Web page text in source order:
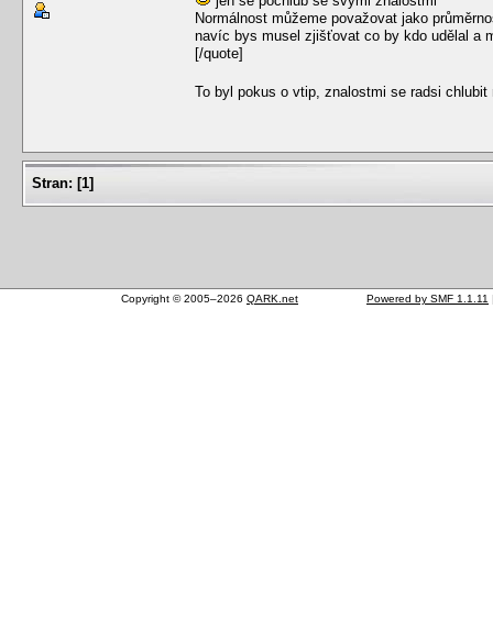
Normálnost můžeme považovat jako
navíc bys musel zjišťovat co by kdo udělal a
[/quote]
To byl pokus o vtip, znalostmi se radsi
Stran: [1]
Copyright © 2005–2026 QARK.net Powered by SMF 1.1.11